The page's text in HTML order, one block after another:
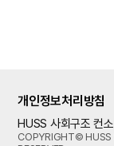
개인정보처리방침
HUSS 사회구조 컨
COPYRIGHT© HUSS